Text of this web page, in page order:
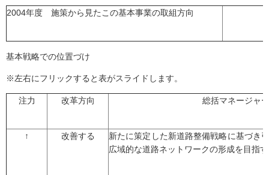
2004年度 施策から見たこの基本事業の取組方向
基本戦略での位置づけ
※左右にフリックすると表がスライドします。
注力 改革方向 総括マネージャ
↑ 改善する
新たに策定した新道路整備戦略に基づき
広域的な道路ネットワークの形成を目指